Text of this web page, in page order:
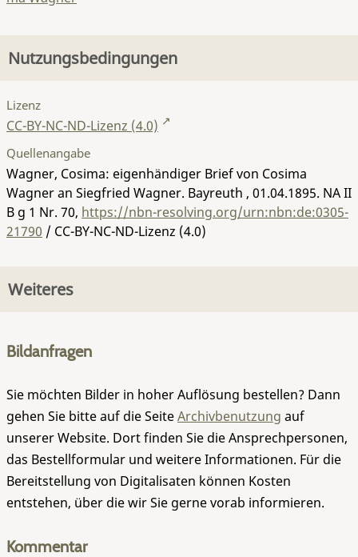
Nutzungsbedingungen
Lizenz
CC-BY-NC-ND-Lizenz (4.0)
Quellenangabe
Wagner, Cosima: eigenhändiger Brief von Cosima
Wagner an Siegfried Wagner. Bayreuth , 01.04.1895. NA II
B g 1 Nr. 70, https://nbn-resolving.org/urn:nbn:de:0305-
21790 / CC-BY-NC-ND-Lizenz (4.0)
Weiteres
Bildanfragen
Sie möchten Bilder in hoher Auflösung bestellen? Dann
gehen Sie bitte auf die SeiteArchivbenutzung auf
unserer Website. Dort finden Sie die Ansprechpersonen,
das Bestellformular und weitere Informationen. Für die
Bereitstellung von Digitalisaten können Kosten
entstehen, über die wir Sie gerne vorab informieren.
Kommentar